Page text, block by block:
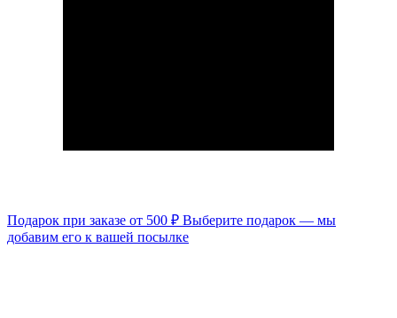
Подарок при заказе от 500 ₽ Выберите подарок — мы
добавим его к вашей посылке